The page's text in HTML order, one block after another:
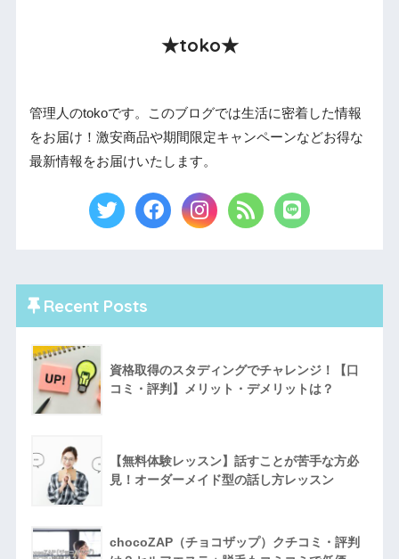
★toko★
管理人のtokoです。このブログでは生活に密着した情報
をお届け！激安商品や期間限定キャンペーンなどお得な
最新情報をお届けいたします。
Recent Posts
資格取得のスタディングでチャレンジ！【口
コミ・評判】メリット・デメリットは？
【無料体験レッスン】話すことが苦手な方必
見！オーダーメイド型の話し方レッスン
chocoZAP（チョコザップ）クチコミ・評判